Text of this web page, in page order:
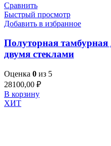
Сравнить
Быстрый просмотр
Добавить в избранное
Полуторная тамбурная
двумя стеклами
Оценка 0 из 5
28100,00 ₽
В корзину
ХИТ